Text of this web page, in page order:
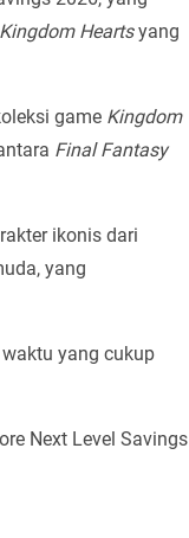
Kingdom Heartsyang
game Kingdom
Final Fantasy
ikonis dari
yang
yang cukup
Next Level Savings